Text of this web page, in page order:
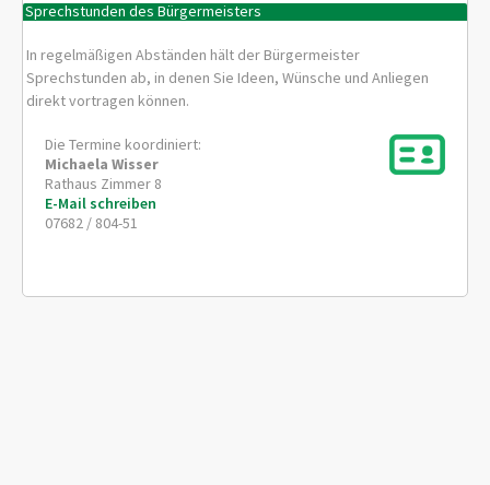
Sprechstunden des Bürgermeisters
In regelmäßigen Abständen hält der Bürgermeister
Sprechstunden ab, in denen Sie Ideen, Wünsche und Anliegen
direkt vortragen können.
Die Termine koordiniert:
Michaela Wisser
Rathaus Zimmer 8
E-Mail schreiben
07682 / 804-51